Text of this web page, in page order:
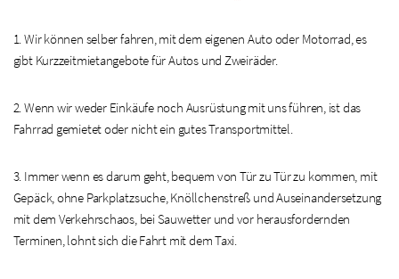
1. Wir können selber fahren, mit dem eigenen Auto oder Motorrad, es
gibt Kurzzeitmietangebote für Autos und Zweiräder.
2. Wenn wir weder Einkäufe noch Ausrüstung mit uns führen, ist das
Fahrrad gemietet oder nicht ein gutes Transportmittel.
3. Immer wenn es darum geht, bequem von Tür zu Tür zu kommen, mit
Gepäck, ohne Parkplatzsuche, Knöllchenstreß und Auseinandersetzung
mit dem Verkehrschaos, bei Sauwetter und vor herausfordernden
Terminen, lohnt sich die Fahrt mit dem Taxi.